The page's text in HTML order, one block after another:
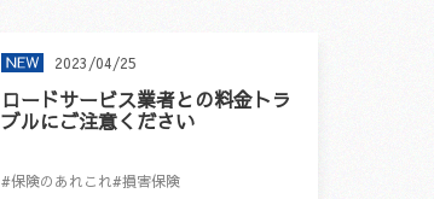
2023/04/25
ロードサービス業者との料金トラ
ブルにご注意ください
#保険のあれこれ#損害保険